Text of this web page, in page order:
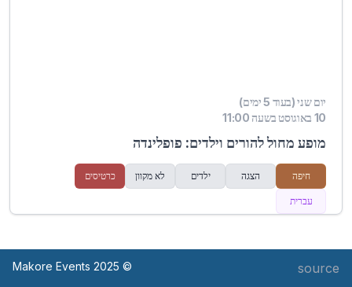
יום שני (בעוד 5 ימים)
10 באוגוסט בשעה 11:00
מופע מחול להורים וילדים: פופלינדה
חיפה הצגה ילדים לא מקוון כרטיסים
עברית
source
© Makore Events 2025